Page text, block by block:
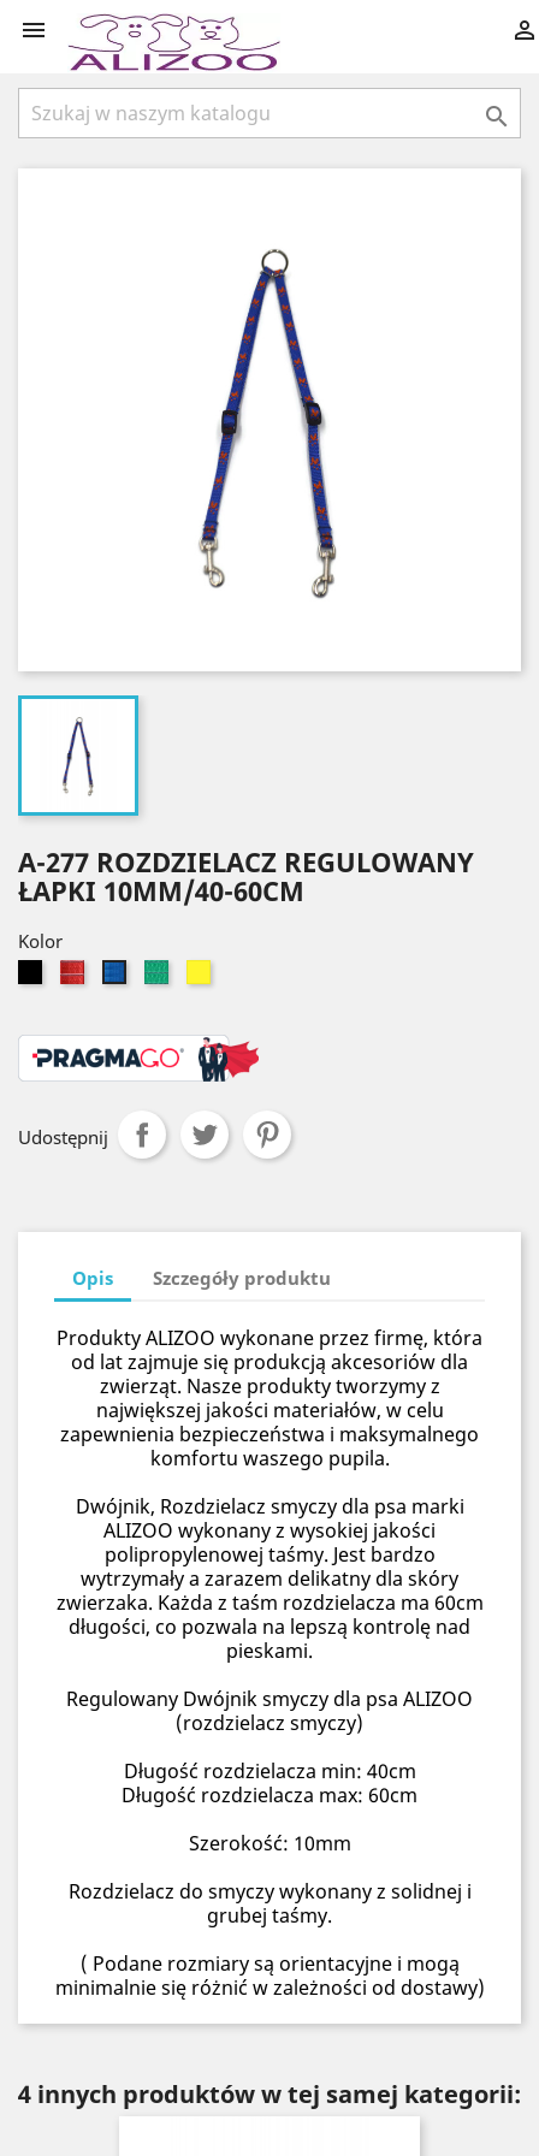
 

A-277 ROZDZIELACZ REGULOWANY
ŁAPKI 10MM/40-60CM
Kolor
CzarnyCzerwonyNiebieskiZielony
Udostępnij
Opis Szczegóły produktu
Produkty ALIZOO wykonane przez firmę, która
od lat zajmuje się produkcją akcesoriów dla
zwierząt. Nasze produkty tworzymy z
największej jakości materiałów, w celu
zapewnienia bezpieczeństwa i maksymalnego
komfortu waszego pupila.
Dwójnik, Rozdzielacz smyczy dla psa marki
ALIZOO wykonany z wysokiej jakości
polipropylenowej taśmy. Jest bardzo
wytrzymały a zarazem delikatny dla skóry
zwierzaka. Każda z taśm rozdzielacza ma 60cm
długości, co pozwala na lepszą kontrolę nad
pieskami.
Regulowany Dwójnik smyczy dla psa ALIZOO
(rozdzielacz smyczy)
Długość rozdzielacza min: 40cm
Długość rozdzielacza max: 60cm
Szerokość: 10mm
Rozdzielacz do smyczy wykonany z solidnej i
grubej taśmy.
( Podane rozmiary są orientacyjne i mogą
minimalnie się różnić w zależności od dostawy)
4 innych produktów w tej samej kategorii: